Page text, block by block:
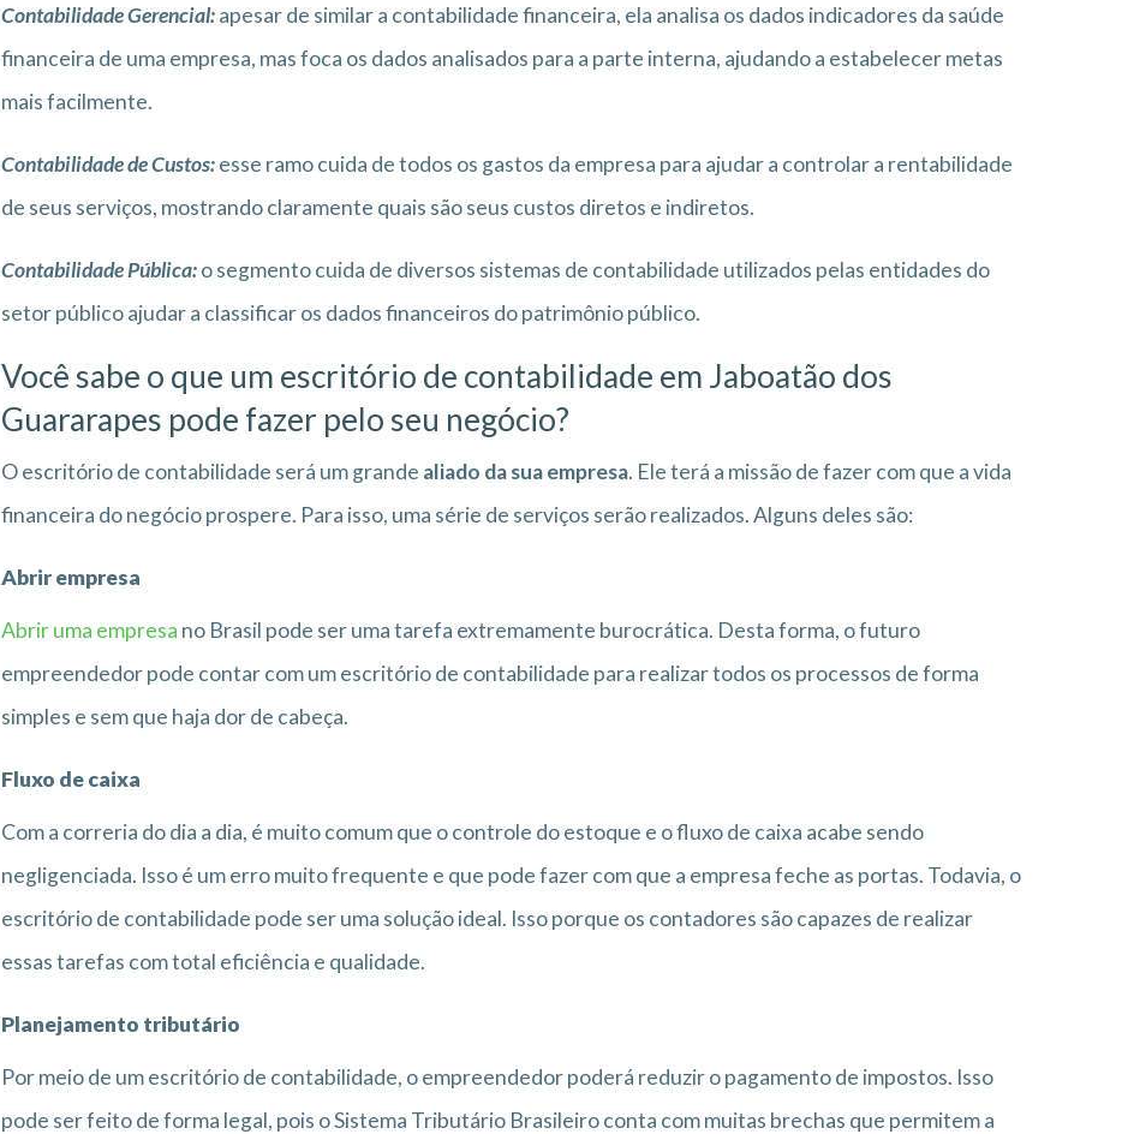
Contabilidade Gerencial:apesar de similar a contabilidade financeira, ela analisa os dados indicadores da saúde
financeira de uma empresa, mas foca os dados analisados para a parte interna, ajudando a estabelecer metas
mais facilmente.
Contabilidade de Custos:esse ramo cuida de todos os gastos da empresa para ajudar a controlar a rentabilidade
de seus serviços, mostrando claramente quais são seus custos diretos e indiretos.
Contabilidade Pública:o segmento cuida de diversos sistemas de contabilidade utilizados pelas entidades do
setor público ajudar a classificar os dados financeiros do patrimônio público.
Você sabe o que um escritório de contabilidade em Jaboatão dos
Guararapes pode fazer pelo seu negócio?
O escritório de contabilidade será um grande aliado da sua empresa. Ele terá a missão de fazer com que a vida
financeira do negócio prospere. Para isso, uma série de serviços serão realizados. Alguns deles são:
Abrir empresa
Abrir uma empresa no Brasil pode ser uma tarefa extremamente burocrática. Desta forma, o futuro
empreendedor pode contar com um escritório de contabilidade para realizar todos os processos de forma
simples e sem que haja dor de cabeça.
Fluxo de caixa
Com a correria do dia a dia, é muito comum que o controle do estoque e o fluxo de caixa acabe sendo
negligenciada. Isso é um erro muito frequente e que pode fazer com que a empresa feche as portas. Todavia, o
escritório de contabilidade pode ser uma solução ideal. Isso porque os contadores são capazes de realizar
essas tarefas com total eficiência e qualidade.
Planejamento tributário
Por meio de um escritório de contabilidade, o empreendedor poderá reduzir o pagamento de impostos. Isso
pode ser feito de forma legal, pois o Sistema Tributário Brasileiro conta com muitas brechas que permitem a